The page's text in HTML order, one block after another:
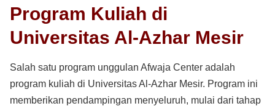
Program Kuliah di
Universitas Al-Azhar Mesir
Salah satu program unggulan Afwaja Center adalah
program kuliah di Universitas Al-Azhar Mesir. Program ini
memberikan pendampingan menyeluruh, mulai dari tahap